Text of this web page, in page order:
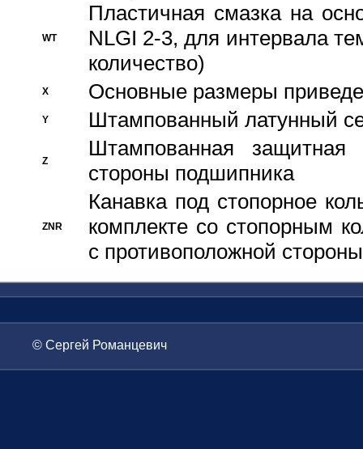
WT
Пластичная смазка на
NLGI 2-3, для интервала
количество)
X Основные размеры
Y Штампованный латунный
Z
Штампованная
стороны подшипника
ZNR
Канавка под стопорное
комплекте со стопорным
с противоположной стороны
© Сергей Романцевич